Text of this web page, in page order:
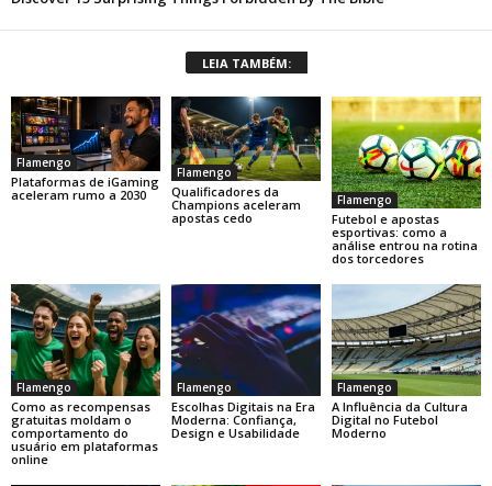
LEIA TAMBÉM:
Flamengo
Plataformas de iGaming
aceleram rumo a 2030
Flamengo
Qualificadores da
Champions aceleram
apostas cedo
Flamengo
Futebol e apostas
esportivas: como a
análise entrou na rotina
dos torcedores
Flamengo
Como as recompensas
gratuitas moldam o
comportamento do
usuário em plataformas
online
Flamengo
Escolhas Digitais na Era
Moderna: Confiança,
Design e Usabilidade
Flamengo
A Influência da Cultura
Digital no Futebol
Moderno